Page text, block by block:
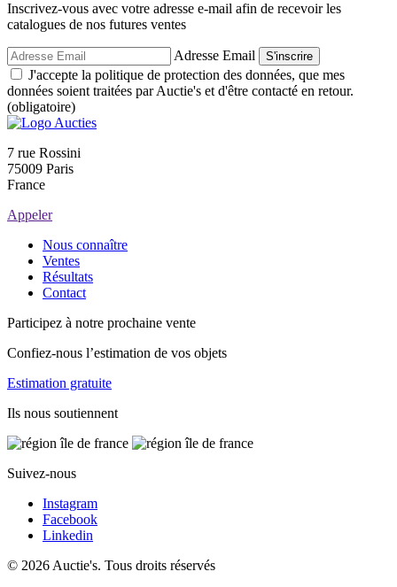
Inscrivez-vous avec votre adresse e-mail afin de recevoir les
catalogues de nos futures ventes
Adresse Email S'inscrire
J'accepte la politique de protection des données, que mes
données soient traitées par Auctie's et d'être contacté en retour.
(obligatoire)
7 rue Rossini
75009 Paris
France
Appeler
Nous connaître
Ventes
Résultats
Contact
Participez à notre prochaine vente
Confiez-nous l’estimation de vos objets
Estimation gratuite
Ils nous soutiennent
Suivez-nous
Instagram
Facebook
Linkedin
© 2026 Auctie's. Tous droits réservés